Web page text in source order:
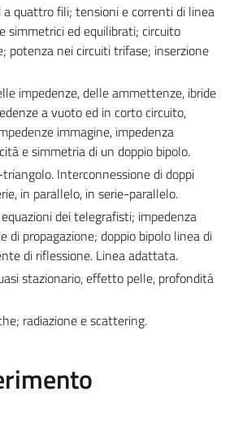
quattro fili; tensioni e correnti di linea
simmetrici ed equilibrati; circuito
potenza nei circuiti trifase; inserzione
impedenze, delle ammettenze, ibride
a vuoto ed in corto circuito,
immagine, impedenza
e simmetria di un doppio bipolo.
Interconnessione di doppi
in parallelo, in serie-parallelo.
dei telegrafisti; impedenza
di propagazione; doppio bipolo linea di
di riflessione. Linea adattata.
stazionario, effetto pelle, profondità
radiazione e scattering.